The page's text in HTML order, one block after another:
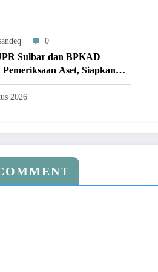
0
Sulbar dan BPKAD
Aset, Siapkan
Penghapusan Barang Milik
2026